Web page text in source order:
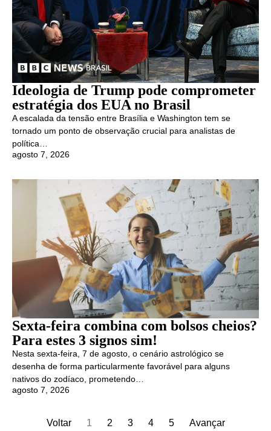
Ideologia de Trump pode comprometer
estratégia dos EUA no Brasil
A escalada da tensão entre Brasília e Washington tem se
tornado um ponto de observação crucial para analistas de
política…
agosto 7, 2026
Sexta-feira combina com bolsos cheios?
Para estes 3 signos sim!
Nesta sexta-feira, 7 de agosto, o cenário astrológico se
desenha de forma particularmente favorável para alguns
nativos do zodíaco, prometendo…
agosto 7, 2026
Voltar 1 2 3 4 5 Avançar